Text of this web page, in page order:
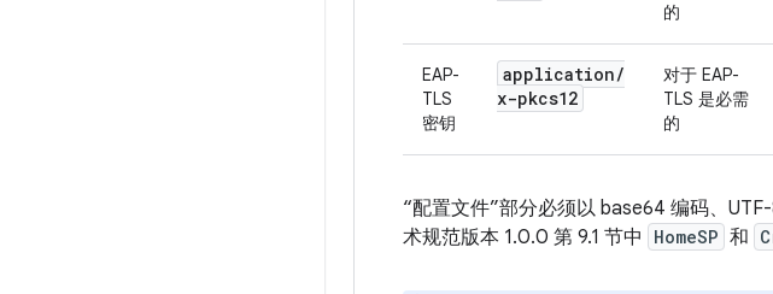
的
EAP-
TLS
密钥
application/
x-pkcs12
对于 EAP-
TLS 是必需
的
“配置文件”部分必须以 base64 编码、
术规范版本 1.0.0 第 9.1 节中
HomeSP 和